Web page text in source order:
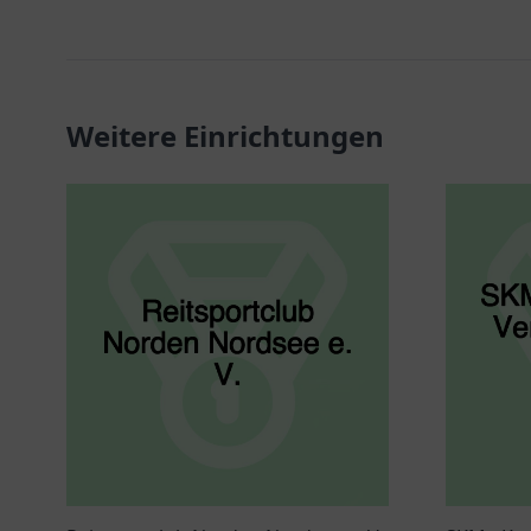
Weitere Einrichtungen